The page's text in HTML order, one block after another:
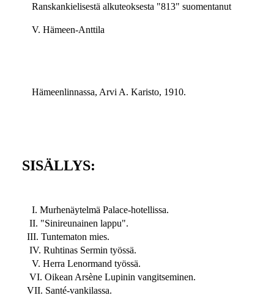
Ranskankielisestä alkuteoksesta "813" suomentanut
V. Hämeen-Anttila
Hämeenlinnassa, Arvi A. Karisto, 1910.
SISÄLLYS:
I. Murhenäytelmä Palace-hotellissa.
II. "Sinireunainen lappu".
III. Tuntematon mies.
IV. Ruhtinas Sermin työssä.
V. Herra Lenormand työssä.
VI. Oikean Arsène Lupinin vangitseminen.
VII. Santé-vankilassa.